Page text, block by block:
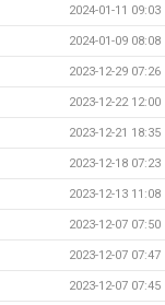
2024-01-11 09:03
2024-01-09 08:08
2023-12-29 07:26
2023-12-22 12:00
2023-12-21 18:35
2023-12-18 07:23
2023-12-13 11:08
2023-12-07 07:50
2023-12-07 07:47
2023-12-07 07:45